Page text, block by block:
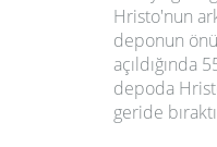
Hristo'nun
deponun
açıldığında
depoda
geride